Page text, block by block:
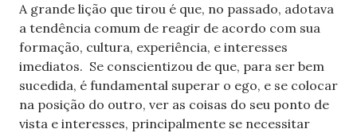
A grande lição que tirou é que, no passado, adotava
a tendência comum de reagir de acordo com sua
formação, cultura, experiência, e interesses
imediatos. Se conscientizou de que, para ser bem
sucedida, é fundamental superar o ego, e se colocar
na posição do outro, ver as coisas do seu ponto de
vista e interesses, principalmente se necessitar